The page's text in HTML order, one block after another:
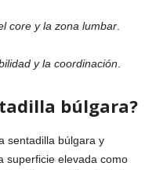
core y la zona lumbar
y la coordinación
búlgara?
sentadilla búlgara y
superficie elevada como